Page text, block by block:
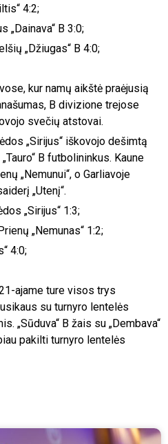
4:2;
„Dainava“ B 3:0;
„Džiugas“ B 4:0;
kur namų aikštė praėjusią
B divizione trejose
svečių atstovai.
„Sirijus“ iškovojo dešimtą
B futbolininkus. Kaune
„Nemunui“, o Garliavoje
„Utenį“.
„Sirijus“ 1:3;
„Nemunas“ 1:2;
4:0;
ajame ture visos trys
su turnyro lentelės
„Sūduva“ B žais su „Dembava“
pakilti turnyro lentelės